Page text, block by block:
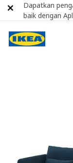
Dapatkan
baik dengan